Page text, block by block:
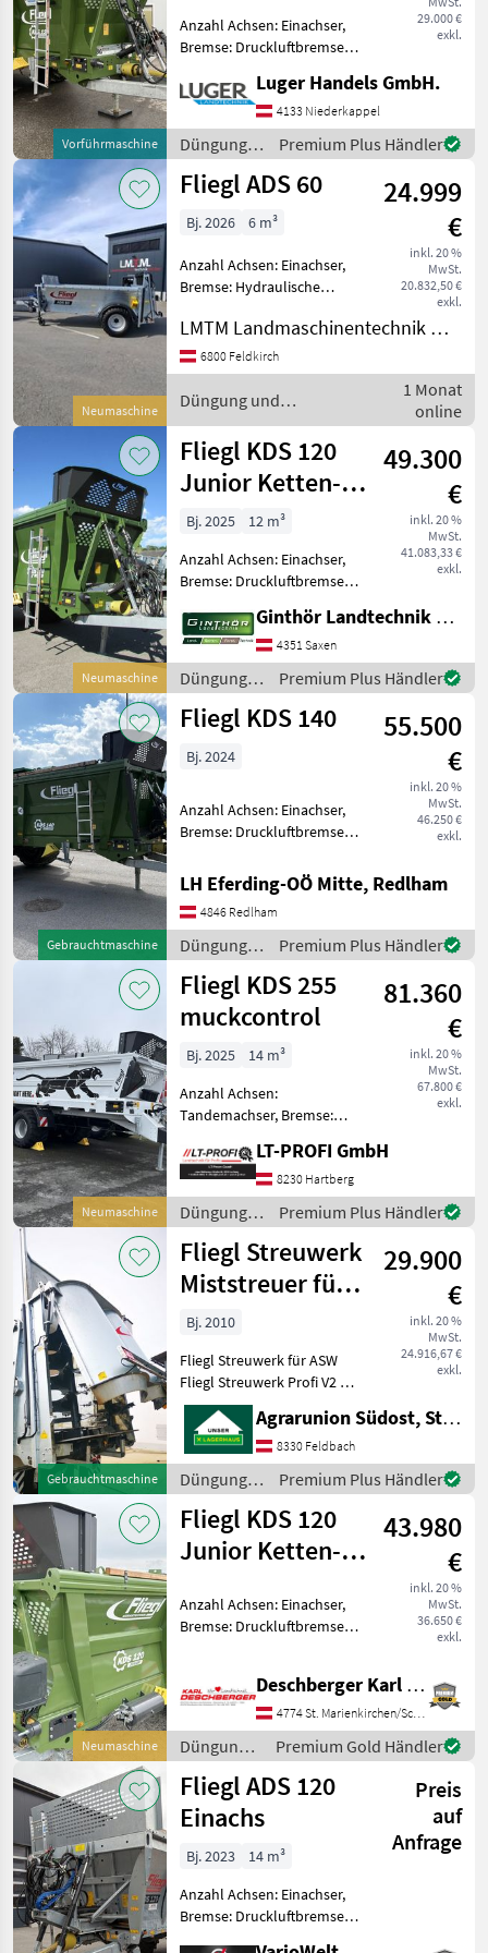
muck
control
KDS 140
MuckControl
MARKTPLATZ
Marktplatz Händlerangebote Kleinanzeigen
Vorführmaschine
29.000 €
exkl.
Anzahl Achsen: Einachser,
Bremse: Druckluftbremse
Vorschub Vorführmaschine
- zul. Gesamtgewicht
13.000kg - hydraul.
gefederte Zugeinrichtung
Luger Handels GmbH.
4133 Niederkappel
Düngung
und
Beregnung
Premium Plus Händler
Neumaschine
Fliegl ADS 60
24.999
€
inkl. 20 %
MwSt.
20.832,50 €
exkl.
Bj. 2026 6 m³
Anzahl Achsen: Einachser,
Bremse: Hydraulische
Sie telefonisch oder an
unserem Standort in
Feldkirch/Österreich. An
unserem Standort können
LMTM Landmaschinentechnik Müller
6800 Feldkirch
Düngung und
Beregnung / Fliegl
1 Monat
online
Neumaschine
Fliegl KDS 120
Junior Ketten-
Dungstreuer
49.300
€
inkl. 20 %
MwSt.
41.083,33 €
exkl.
Bj. 2025
12 m³
Anzahl Achsen: Einachser,
Bremse: Druckluftbremse
Vorschub Fliegl Miststreuer
KDS 120 + zul.
Gesamtgewicht 13000 kg +
hydraulisch gefederte Z
Ginthör Landtechnik GmbH
4351 Saxen
Düngung
und
Beregnung
Premium Plus Händler
Gebrauchtmaschine
Fliegl KDS 140
55.500
€
inkl. 20 %
MwSt.
46.250 €
exkl.
Bj. 2024
Anzahl Achsen: Einachser,
Bremse: Druckluftbremse
Vorschub 629 Fuhren,
Kompoststreuwerk +
Grenzstreueinrichtung,
750/60R30, 5 Räder,
Knickdeichsel
LH Eferding-OÖ Mitte, Redlham
4846 Redlham
Düngung
und
Beregnung
/ Fliegl
Premium Plus Händler
Neumaschine
Fliegl KDS 255
muckcontrol
81.360
€
inkl. 20 %
MwSt.
67.800 €
exkl.
Bj. 2025
14 m³
Anzahl Achsen:
Tandemachser, Bremse:
Fliegl KDS 255 Miststreuer
==Neumaschine== Tandem
Fahrgestell Zugholm
ungefedert drehbar
Untenan
LT-PROFI GmbH
8230 Hartberg
Düngung
und
Beregnung
/ Fliegl
Premium Plus Händler
Gebrauchtmaschine
Fliegl Streuwerk
Miststreuer für
ASW 268-288
29.900
€
inkl. 20 %
MwSt.
24.916,67 €
exkl.
Bj. 2010
Fliegl Streuwerk für ASW
Fliegl Streuwerk Profi V2 Mit
Potentiometer Steuerung
mechanische
Breitensteuerung mit
hydraulischer Rückwand
hydraulische Randstre
Agrarunion Südost, Standort Gniebing
8330 Feldbach
Düngung
und
Beregnung
/ Fliegl
Premium Plus Händler
Neumaschine
Fliegl KDS 120
Junior Ketten-
43.980
€
inkl. 20 %
MwSt.
36.650 €
exkl.
Anzahl Achsen: Einachser,
Bremse: Druckluftbremse
zul. Gesamtgewicht 12.500
kg mit Streuermulde ca. L
4.500 mm x H
Deschberger Karl Landtechnik GesmbH & Co KG
4774 St. Marienkirchen/Schärding
Düngung
und
Beregnung
/ Fliegl
Premium Gold Händler
Fliegl ADS 120
Einachs
Preis
auf
Anfrage
Bj. 2023
14 m³
Anzahl Achsen: Einachser,
Bremse: Druckluftbremse